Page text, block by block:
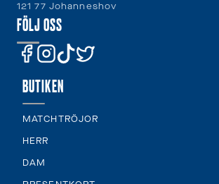
121 77 Johanneshov
FÖLJ OSS
BUTIKEN
MATCHTRÖJOR
HERR
DAM